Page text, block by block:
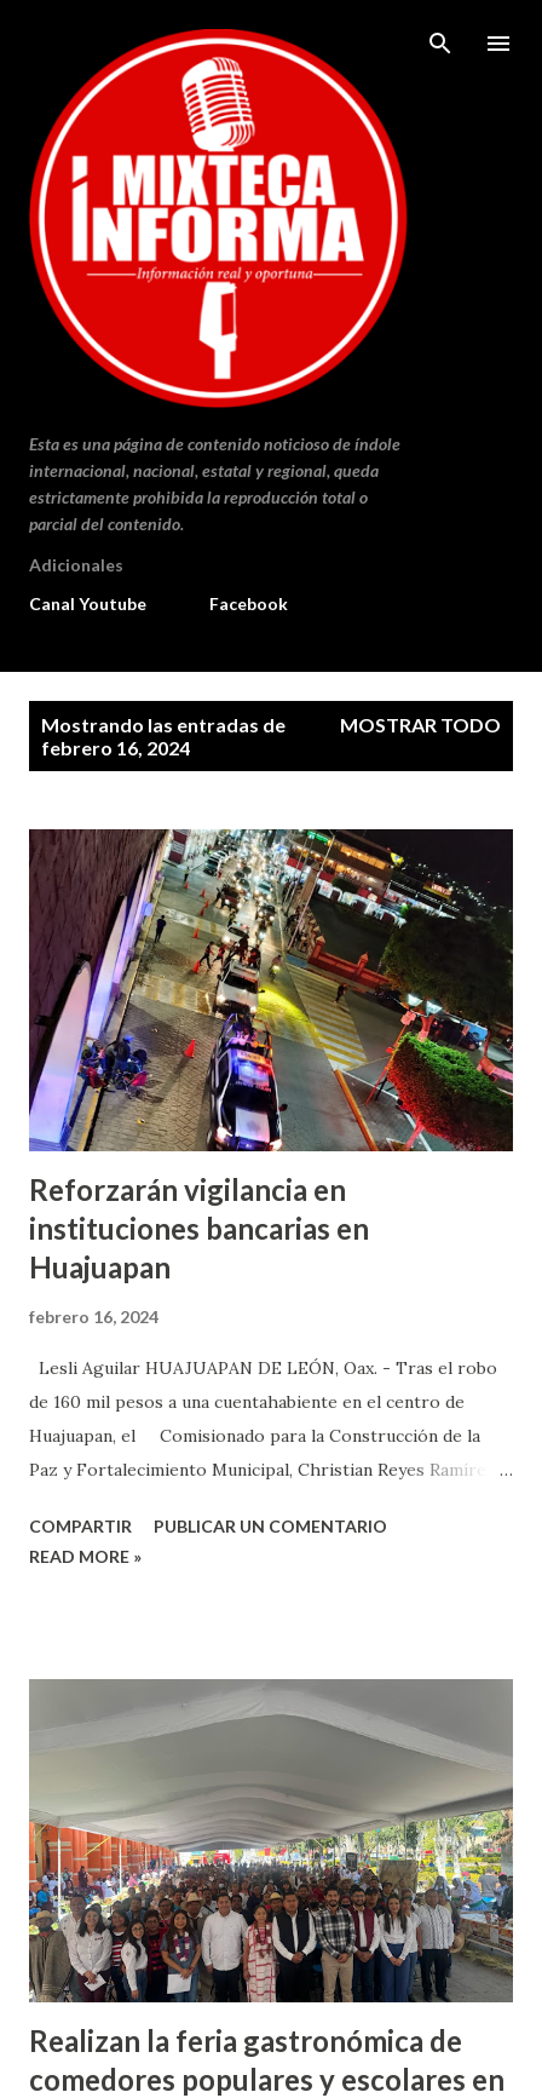
Ir al contenido principal
Esta es una página de contenido noticioso de índole
internacional, nacional, estatal y regional, queda
estrictamente prohibida la reproducción total o
parcial del contenido.
Adicionales
Canal Youtube
Facebook
Mostrando las entradas de
febrero 16, 2024
MOSTRAR TODO
Reforzarán vigilancia en
instituciones bancarias en
Huajuapan
febrero 16, 2024
Lesli Aguilar HUAJUAPAN DE LEÓN, Oax. - Tras el robo
de 160 mil pesos a una cuentahabiente en el centro de
Huajuapan, el Comisionado para la Construcción de la
Paz y Fortalecimiento Municipal, Christian Reyes Ramírez,
bancarias en Huajuapan y ofrecerán el acompañamiento
de Huajuapan se metió a una papelería y minutos más tarde
sujetos hasta ahora desconocidos la abordaron para
quitarle el dinero y sus identificaciones personales, quienes
huyeron del lugar en una motocicleta. El comisionado
indicó lo acontecido la tarde del jueves 15 de febrero, son
robos que tienen una relación directa con la víctima, es
decir, que contaban con información precisa sobre los mo...
COMPARTIR
PUBLICAR UN COMENTARIO
READ MORE »
Realizan la feria gastronómica de
comedores populares y escolares en